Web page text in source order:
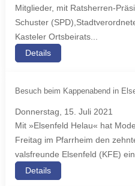
Mitglieder, mit Ratsherren-
Schuster
Kasteler Ortsbeirats...
Details
Besuch beim Kappenabend in
Donnerstag, 15. Juli 2021
Mit »El­sen­feld He­lau« hat
Frei­tag im Pfar­r­heim den
vals­f­reun­de El­sen­feld (KFE)
Details